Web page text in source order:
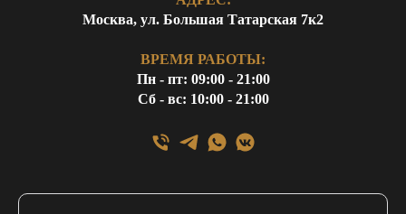
Москва, ул. Большая Татарская 7к2
ВРЕМЯ РАБОТЫ:
Пн - пт: 09:00 - 21:00
Сб - вс: 10:00 - 21:00